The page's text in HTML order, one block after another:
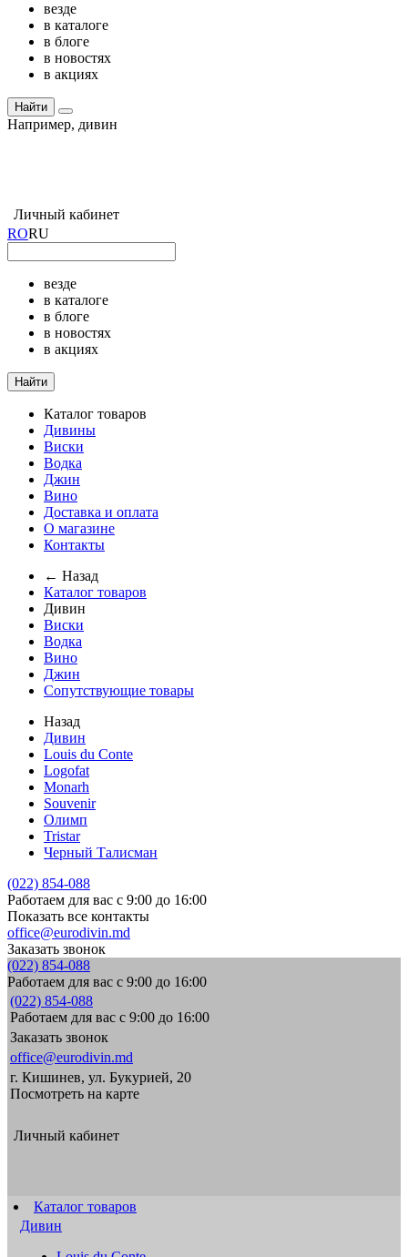
везде
в каталоге
в блоге
в новостях
в акциях
Найти
Например, дивин
Личный кабинет
RORU
везде
в каталоге
в блоге
в новостях
в акциях
Найти
Каталог товаров
Дивины
Виски
Водка
Джин
Вино
Доставка и оплата
О магазине
Контакты
← Назад
Каталог товаров
Дивин
Виски
Водка
Вино
Джин
Сопутствующие товары
Назад
Дивин
Louis du Conte
Logofat
Monarh
Souvenir
Олимп
Tristar
Черный Талисман
(022) 854-088
Работаем для вас с 9:00 до 16:00
Показать все контакты
office@eurodivin.md
Заказать звонок
(022) 854-088
Работаем для вас с 9:00 до 16:00
(022) 854-088
Работаем для вас с 9:00 до 16:00
Заказать звонок
office@eurodivin.md
г. Кишинев, ул. Букурией, 20
Посмотреть на карте
Личный кабинет
Каталог товаров
Дивин